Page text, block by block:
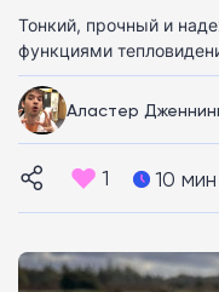
Тонкий, прочный и
функциями
Аластер
1 10 мин